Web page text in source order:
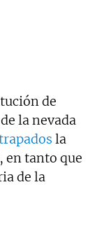
de
la nevada
la
en tanto que
de la